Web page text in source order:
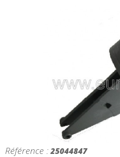
Référence : 25044847